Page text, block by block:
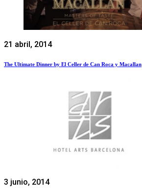
21 abril, 2014
The Ultimate Dinner by El Celler de Can Roca y Macallan
3 junio, 2014